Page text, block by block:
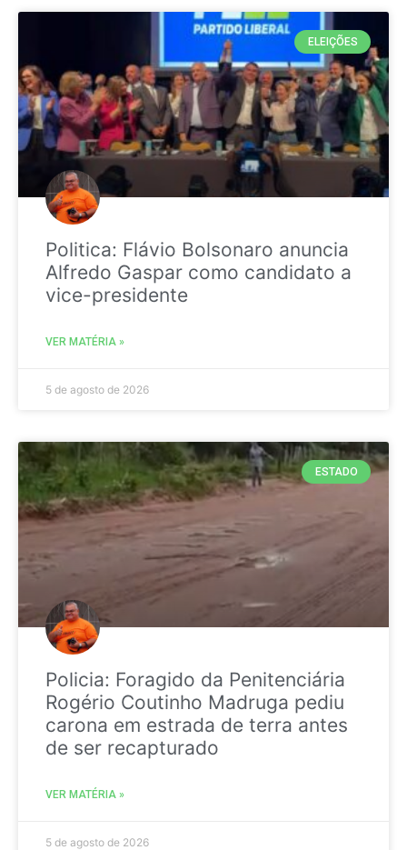
ELEIÇÕES
Politica: Flávio Bolsonaro anuncia
Alfredo Gaspar como candidato a
vice-presidente
VER MATÉRIA »
5 de agosto de 2026
ESTADO
Policia: Foragido da Penitenciária
Rogério Coutinho Madruga pediu
carona em estrada de terra antes
de ser recapturado
VER MATÉRIA »
5 de agosto de 2026